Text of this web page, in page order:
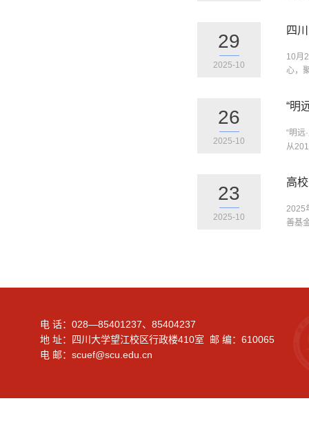
29
2025-10
四
10月
心，
26
2025-10
“明
“明远
从
23
2025-10
高
2025
善基
电 话：028—85401237、85404237
地 址：四川大学望江校区行政楼410室 邮 编：610065
电 邮：scuef@scu.edu.cn